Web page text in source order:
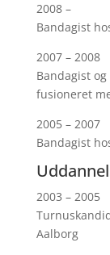
2008 –
Bandagist
2007 – 2008
Bandagist
fusioneret
2005 – 2007
Bandagist
2003 – 2005
Aalborg